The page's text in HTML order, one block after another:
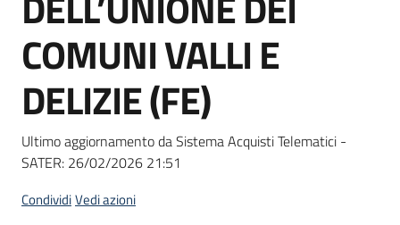
Seguici
su
COMUNI VALLI E
DELIZIE (FE)
Ultimo aggiornamento da Sistema Acquisti Telematici -
SATER: 26/02/2026 21:51
CondividiVedi azioni